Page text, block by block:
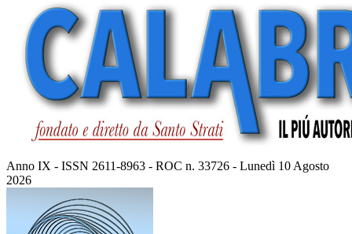
Anno IX - ISSN 2611-8963 - ROC n. 33726 - Lunedì 10 Agosto
2026